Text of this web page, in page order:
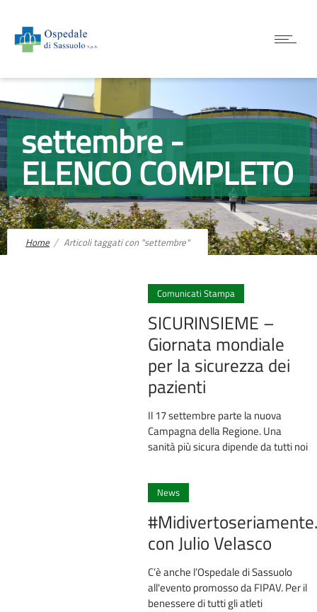
settembre -
ELENCO COMPLETO
Home Articoli taggati con "settembre"
Comunicati Stampa
SICURINSIEME –
Giornata mondiale
per la sicurezza dei
pazienti
Il 17 settembre parte la nuova
Campagna della Regione. Una
sanità più sicura dipende da tutti noi
News
con Julio Velasco
C’è anche l’Ospedale di Sassuolo
all'evento promosso da FIPAV. Per il
benessere di tutti gli atleti